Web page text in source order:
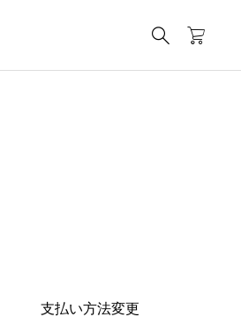
支払い方法変更